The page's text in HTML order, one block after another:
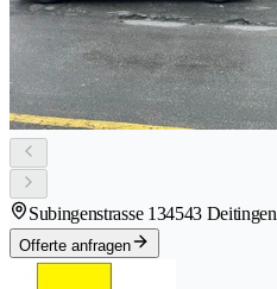
Subingenstrasse 134543 Deitingen
Offerte anfragen